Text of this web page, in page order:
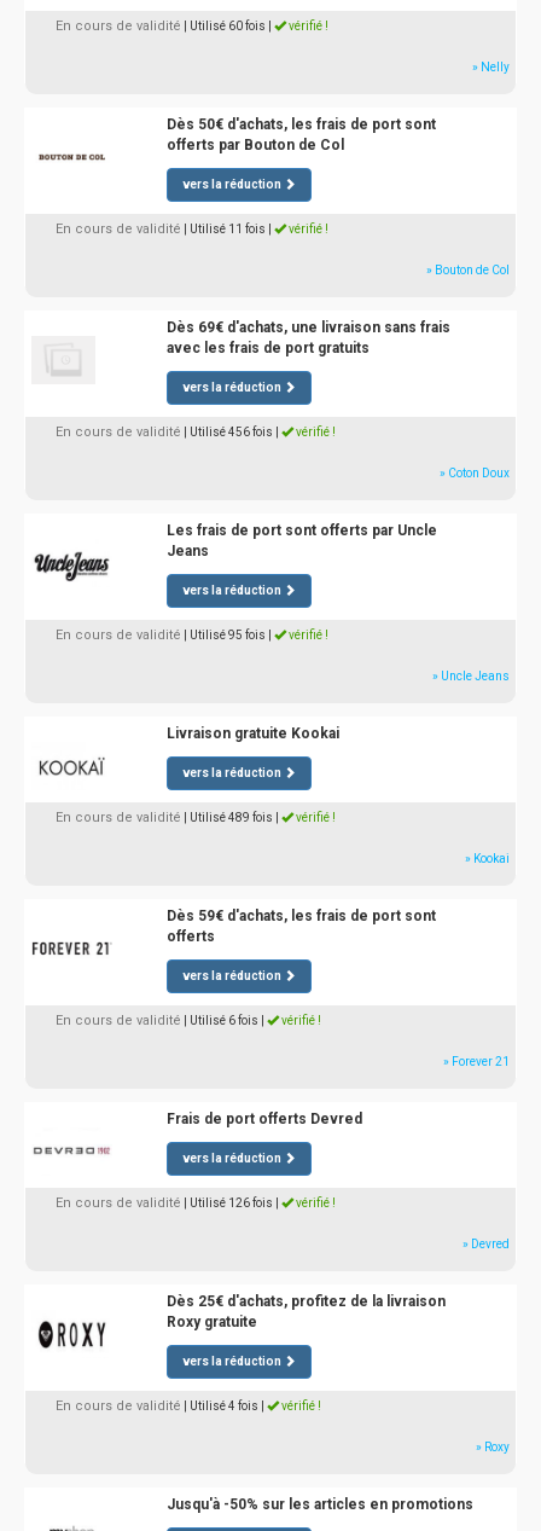
En cours de validité | Utilisé 60 fois vérifié !
» Nelly
Dès 50€ d'achats, les frais de port sont
offerts par Bouton de Col
vers la réduction
En cours de validité | Utilisé 11 fois vérifié !
» Bouton de Col
Dès 69€ d'achats, une livraison sans frais
avec les frais de port gratuits
vers la réduction
En cours de validité | Utilisé 456 fois vérifié !
» Coton Doux
Les frais de port sont offerts par Uncle
Jeans
vers la réduction
En cours de validité | Utilisé 95 fois vérifié !
» Uncle Jeans
Livraison gratuite Kookai
vers la réduction
En cours de validité | Utilisé 489 fois vérifié !
» Kookai
Dès 59€ d'achats, les frais de port sont
offerts
vers la réduction
En cours de validité | Utilisé 6 fois vérifié !
» Forever 21
Frais de port offerts Devred
vers la réduction
En cours de validité | Utilisé 126 fois vérifié !
» Devred
Dès 25€ d'achats, profitez de la livraison
Roxy gratuite
vers la réduction
En cours de validité | Utilisé 4 fois vérifié !
» Roxy
Jusqu'à -50% sur les articles en promotions